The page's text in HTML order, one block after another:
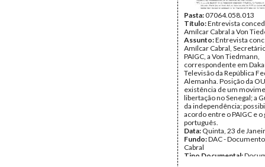
Pasta:07064.058.013
Título:Entrevista
Amílcar Cabral a Von
Assunto:Entrevista
Amílcar Cabral,
PAIGC, a Von Tiedmann,
correspondente em
Televisão da República
Alemanha. Posição da
existência de um
libertação no Senegal; a
da independência;
acordo entre o PAIGC e
português.
Data: Quinta, 23 de
Fundo:DAC -
Cabral
Tipo Documental: